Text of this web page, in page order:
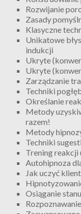
Rozwijanie
Zasady
Klasyczne
Unikatowe
indukcji
Ukryte
Ukryte
Zarządzanie
Techniki
Określanie
Metody
razem!
Metody
Techniki
Trening reakcji
Autohipnoza
Jak uczyć
Osiąganie